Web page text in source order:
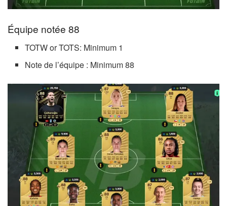
Équipe notée 88
TOTW or TOTS: Minimum 1
Note de l’équipe : Minimum 88